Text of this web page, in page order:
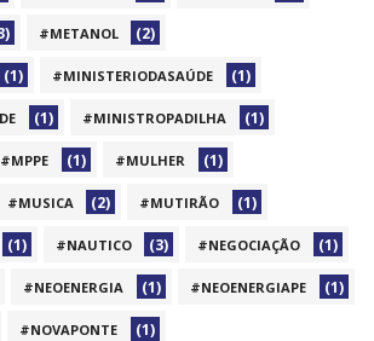
#METANOL (2)
(1) #MINISTERIODASAÚDE (1)
(1) #MINISTROPADILHA (1)
#MPPE (1) #MULHER (1)
#MUSICA (2) #MUTIRÃO (1)
(1) #NAUTICO (3) #NEGOCIAÇÃO (1)
#NEOENERGIA (1) #NEOENERGIAPE (1)
#NOVAPONTE (1)